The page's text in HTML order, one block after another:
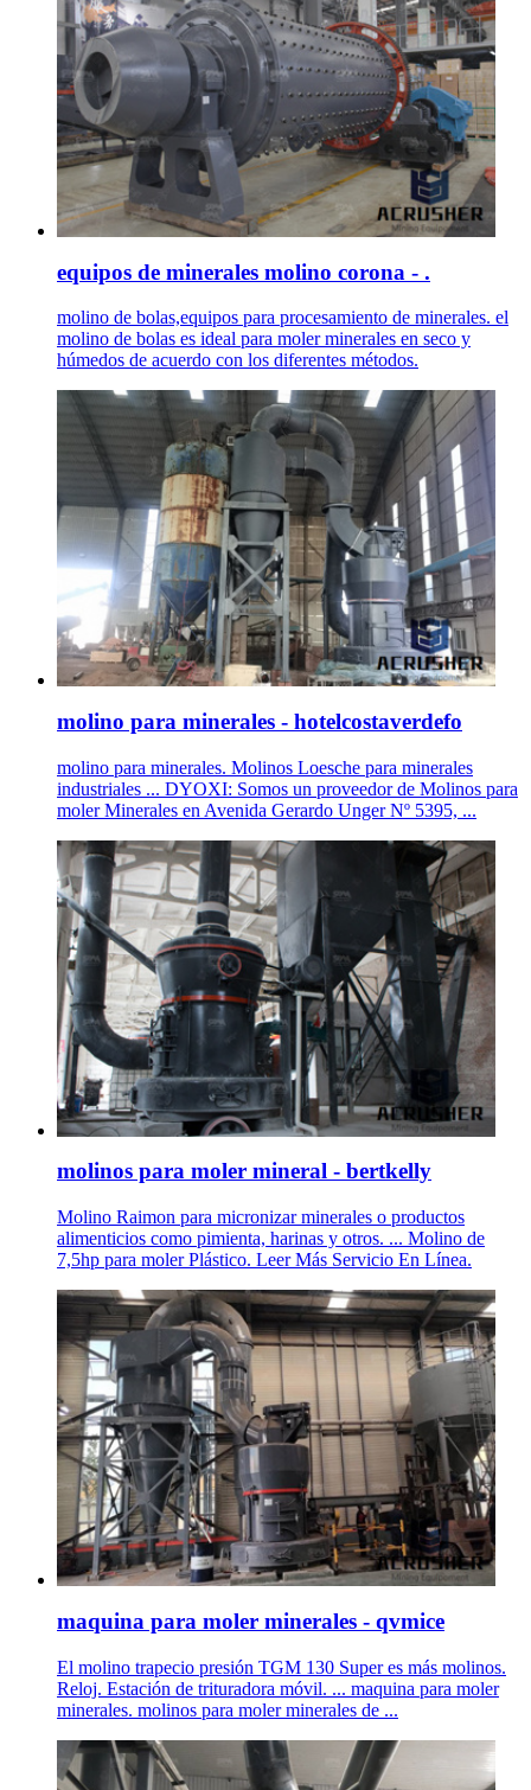
equipos de minerales molino corona - .
molino de bolas,equipos para procesamiento de minerales. el
molino de bolas es ideal para moler minerales en seco y
húmedos de acuerdo con los diferentes métodos.
molino para minerales - hotelcostaverdefo
molino para minerales. Molinos Loesche para minerales
industriales ... DYOXI: Somos un proveedor de Molinos para
moler Minerales en Avenida Gerardo Unger Nº 5395, ...
molinos para moler mineral - bertkelly
Molino Raimon para micronizar minerales o productos
alimenticios como pimienta, harinas y otros. ... Molino de
7,5hp para moler Plástico. Leer Más Servicio En Línea.
maquina para moler minerales - qvmice
El molino trapecio presión TGM 130 Super es más molinos.
Reloj. Estación de trituradora móvil. ... maquina para moler
minerales. molinos para moler minerales de ...